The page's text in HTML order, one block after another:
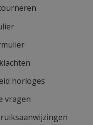
horloges
vragen